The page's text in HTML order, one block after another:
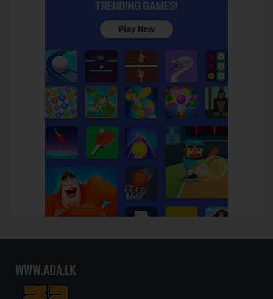
WWW.ADA.LK